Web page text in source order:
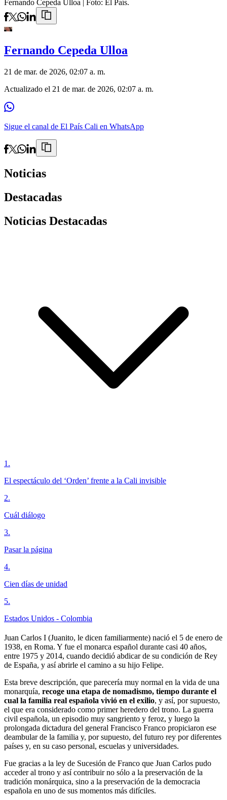
Fernando Cepeda Ulloa | Foto: El País.
Fernando Cepeda Ulloa
21 de mar. de 2026, 02:07 a. m.
Actualizado el 21 de mar. de 2026, 02:07 a. m.
Sigue el canal de El País Cali en WhatsApp
Noticias
Destacadas
Noticias Destacadas
1 .
El espectáculo del ‘Orden’ frente a la Cali invisible
2.
Cuál diálogo
3.
Pasar la página
4.
Cien días de unidad
5.
Estados Unidos - Colombia
Juan Carlos I (Juanito, le dicen familiarmente) nació el 5 de enero de
1938, en Roma. Y fue el monarca español durante casi 40 años,
entre 1975 y 2014, cuando decidió abdicar de su condición de Rey
de España, y así abrirle el camino a su hijo Felipe.
Esta breve descripción, que parecería muy normal en la vida de una
monarquía, recoge una etapa de nomadismo, tiempo durante el
cual la familia real española vivió en el exilio, y así, por supuesto,
el que era considerado como primer heredero del trono. La guerra
civil española, un episodio muy sangriento y feroz, y luego la
prolongada dictadura del general Francisco Franco propiciaron ese
deambular de la familia y, por supuesto, del futuro rey por diferentes
países y, en su caso personal, escuelas y universidades.
Fue gracias a la ley de Sucesión de Franco que Juan Carlos pudo
acceder al trono y así contribuir no sólo a la preservación de la
tradición monárquica, sino a la preservación de la democracia
española en uno de sus momentos más difíciles.